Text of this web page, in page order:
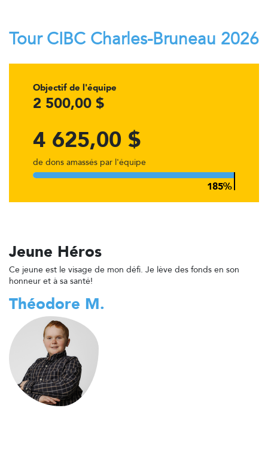
Tour CIBC Charles-Bruneau 2026
Objectif de l'équipe
2 500,00 $
4 625,00 $
de dons amassés par l'équipe
Jeune Héros
Ce jeune est le visage de mon défi. Je lève des fonds en son
honneur et à sa santé!
Théodore M.